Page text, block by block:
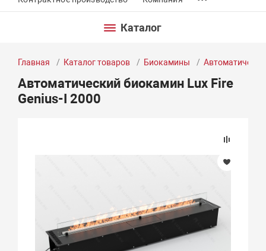
Каталог
Главная Каталог товаров Биокамины
Автоматический биокамин Lux Fire
Genius-I 2000